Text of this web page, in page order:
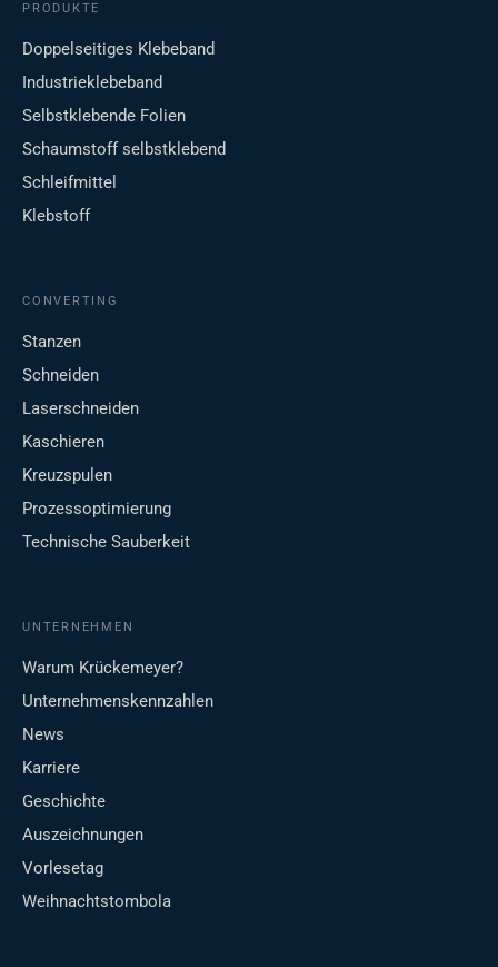
PRODUKTE
Doppelseitiges Klebeband
Industrieklebeband
Selbstklebende Folien
Schaumstoff selbstklebend
Schleifmittel
Klebstoff
CONVERTING
Stanzen
Schneiden
Laserschneiden
Kaschieren
Kreuzspulen
Prozessoptimierung
Technische Sauberkeit
UNTERNEHMEN
Warum Krückemeyer?
Unternehmenskennzahlen
News
Karriere
Geschichte
Auszeichnungen
Vorlesetag
Weihnachtstombola